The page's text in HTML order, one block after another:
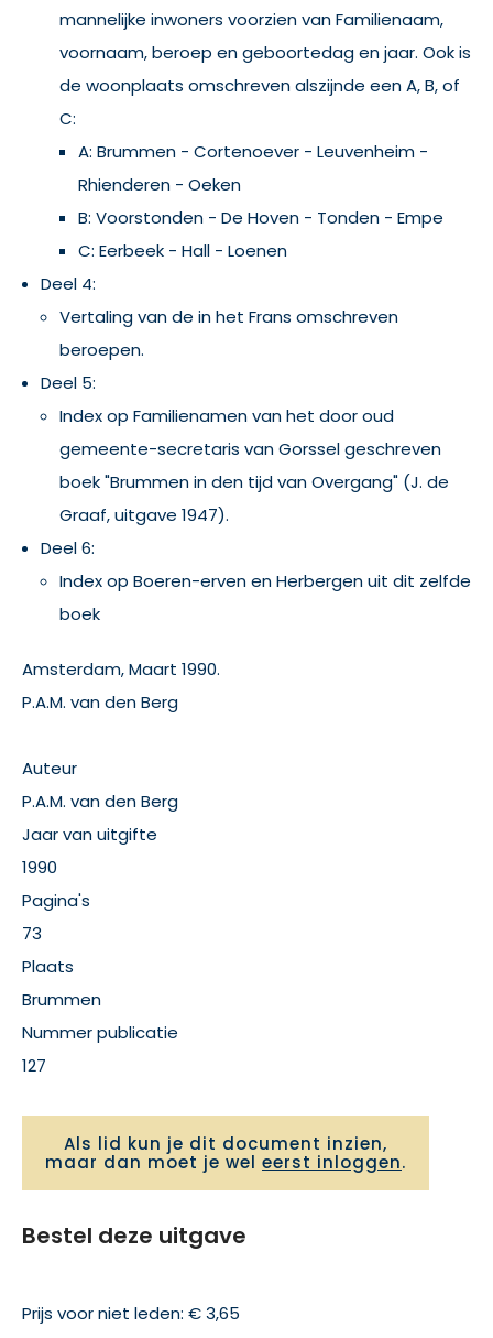
mannelijke inwoners voorzien van Familienaam,
voornaam, beroep en geboortedag en jaar. Ook is
de woonplaats omschreven alszijnde een A, B, of
C:
A: Brummen - Cortenoever - Leuvenheim -
Rhienderen - Oeken
B: Voorstonden - De Hoven - Tonden - Empe
C: Eerbeek - Hall - Loenen
Deel 4:
Vertaling van de in het Frans omschreven
beroepen.
Deel 5:
Index op Familienamen van het door oud
gemeente-secretaris van Gorssel geschreven
boek "Brummen in den tijd van Overgang" (J. de
Graaf, uitgave 1947).
Deel 6:
Index op Boeren-erven en Herbergen uit dit zelfde
boek
Amsterdam, Maart 1990.
P.A.M. van den Berg
Auteur
P.A.M. van den Berg
Jaar van uitgifte
1990
Pagina's
73
Plaats
Brummen
Nummer publicatie
127
Als lid kun je dit document inzien,
maar dan moet je wel eerst inloggen.
Bestel deze uitgave
Prijs voor niet leden: € 3,65